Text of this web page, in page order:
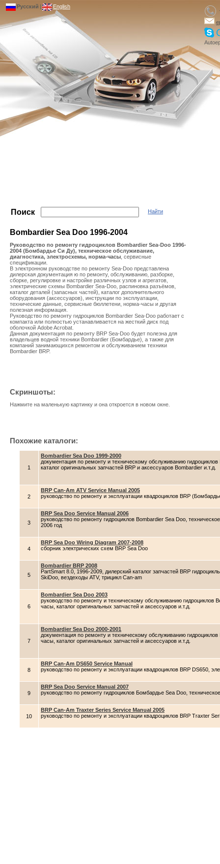
Русский | English
Поиск Найти
Bombardier Sea Doo 1996-2004
Руководство по ремонту гидроциклов Bombardier Sea-Doo 1996-
2004 (Бомбардье Си Ду), техническое обслуживание,
диагностика, электросхемы, норма-часы , сервисные
спецификации.
В электронном руководстве по ремонту Sea-Doo представлена
дилерская документация ю по ремонту, обслуживанию, разборке,
сборке, регулировке и настройке различных узлов и агрегатов,
электрические схемы Bombardier Sea-Doo, распиновка разъёмов,
каталог деталей (запасных частей), каталог дополнительного
оборудования (аксессуаров), инструкции по эксплуатации,
технические данные, сервисные бюллетени, норма-часы и другая
полезная информация.
Руководство по ремонту гидроциклов Bombardier Sea-Doo работает с
компакта или полностью устанавливается на жесткий диск под
оболочкой Adobe Acrobat.
Данная документация по ремонту BRP Sea-Doo будет полезна для
владельцев водной техники Bombardier (Бомбардье), а также для
компаний занимающихся ремонтом и обслуживанием техники
Bombardier BRP.
Скриншоты:
Нажмите на маленькую картинку и она откроется в новом окне.
Похожие каталоги:
1
Bombardier Sea Doo 1999-2000
документация по ремонту и техническому обслуживанию
каталог оригинальных запчастей BRP и аксессуаров Bombardier и.т.д.
2
BRP Can-Am ATV Service Manual 2005
руководство по ремонту и эксплуатации квадроциклов BRP
3
BRP Sea Doo Service Manual 2006
руководство по ремонту гидроциклов Bombardier Sea Doo,
2006 год
4
BRP Sea Doo Wiring Diagram 2007-2008
cборник электрических схем BRP Sea Doo
5
Bombardier BRP 2008
PartSmart 8.0, 1996-2009, дилерский каталог запчастей BRP
SkiDoo, вездеходы ATV, трицикл Can-am
6
Bombardier Sea Doo 2003
руководство по ремонту и техническому обслуживанию
часы, каталог оригинальных запчастей и аксессуаров и.т.д.
7
Bombardier Sea Doo 2000-2001
документация по ремонту и техническому обслуживанию
часы, каталог оригинальных запчастей и аксессуаров и.т.д.
8
BRP Can-Am DS650 Service Manual
руководство по ремонту и эксплуатации квадроциклов BRP DS650,
9
BRP Sea Doo Service Manual 2007
руководство по ремонту гидроциклов Бомбардье Sea Doo,
10
BRP Can-Am Traxter Series Service Manual 2005
руководство по ремонту и эксплуатации квадроциклов BRP Traxter